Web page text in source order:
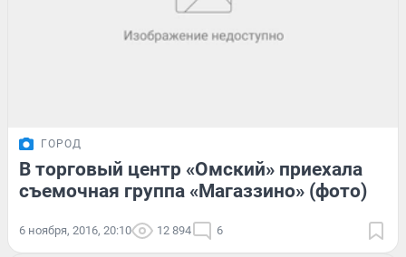
ГОРОД
В торговый центр «Омский» приехала
съемочная группа «Магаззино» (фото)
6 ноября, 2016, 20:10 12 894 6